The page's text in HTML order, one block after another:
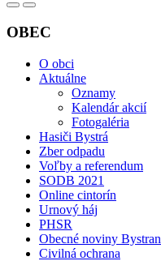
OBEC
O obci
Aktuálne
Oznamy
Kalendár akcií
Fotogaléria
Hasiči Bystrá
Zber odpadu
Voľby a referendum
SODB 2021
Online cintorín
Urnový háj
PHSR
Obecné noviny Bystran
Civilná ochrana